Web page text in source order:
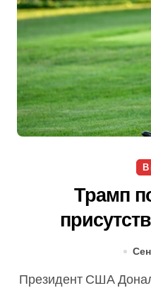
В
Трамп
субмарин
Президент США Дональд Трамп во вторник, 30